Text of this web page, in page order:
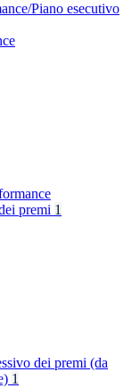
Piano esecutivo
premi 1
dei premi (da
1